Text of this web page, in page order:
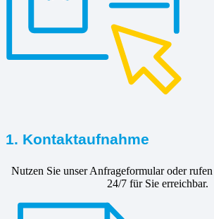
1. Kontaktaufnahme
Nutzen Sie unser Anfrageformular oder
24/7 für Sie erreichbar.